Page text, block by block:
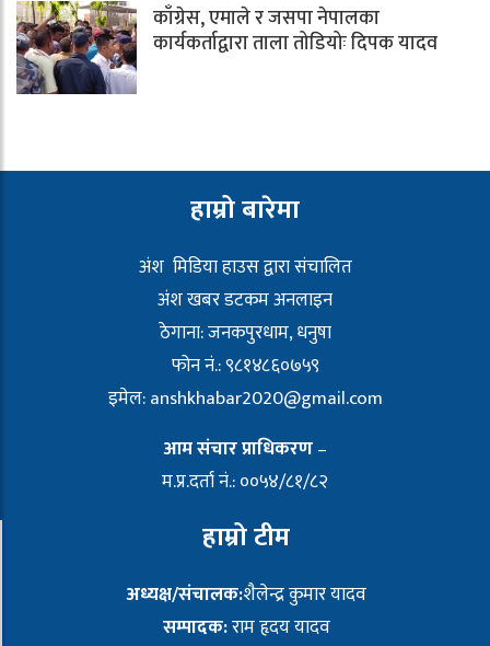
काँग्रेस, एमाले र जसपा नेपालका
कार्यकर्ताद्वारा ताला तोडियोः दिपक यादव
हाम्रो बारेमा
अंश मिडिया हाउस द्वारा संचालित
अंश खबर डटकम अनलाइन
ठेगाना: जनकपुरधाम, धनुषा
फोन नं.: ९८१४८६०७५९
इमेल:anshkhabar2020@gmail.com
आम संचार प्राधिकरण–
म.प्र.दर्ता नं.: ००५४/८१/८२
हाम्रो टीम
अध्यक्ष/संचालक:शैलेन्द्र कुमार यादव
सम्पादक:राम हृदय यादव